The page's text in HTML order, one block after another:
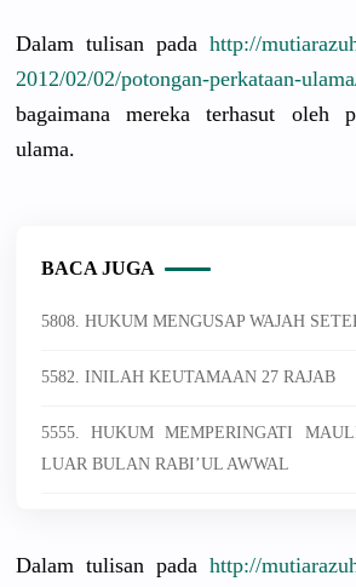
Dalam tulisan pada http://
2012/02/02/potongan-perkataan-ul
bagaimana mereka terhasut oleh
ulama.
BACA JUGA
5808. HUKUM MENGUSAP WAJAH
5582. INILAH KEUTAMAAN 27 RAJAB
5555. HUKUM MEMPERINGATI
LUAR BULAN RABI’UL AWWAL
Dalam tulisan pada http://